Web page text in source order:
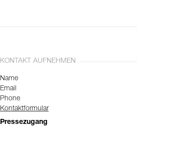
KONTAKT AUFNEHMEN
Name
Email
Phone
Kontaktformular
Pressezugang